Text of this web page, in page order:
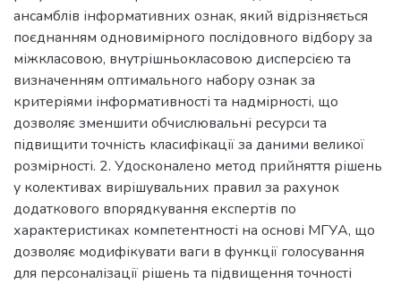
ансамблів інформативних ознак, який відрізняється
поєднанням одновимірного послідовного відбору за
міжкласовою, внутрішньокласовою дисперсією та
визначенням оптимального набору ознак за
критеріями інформативності та надмірності, що
дозволяє зменшити обчислювальні ресурси та
підвищити точність класифікації за даними великої
розмірності. 2. Удосконалено метод прийняття рішень
у колективах вирішувальних правил за рахунок
додаткового впорядкування експертів по
характеристиках компетентності на основі МГУА, що
дозволяє модифікувати ваги в функції голосування
для персоналізації рішень та підвищення точності